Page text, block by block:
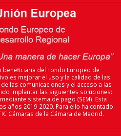
beneficiaria del Fondo Europeo de
es mejorar el uso y la calidad de las
las comunicaciones y el acceso a las
implantar las siguientes soluciones:
sistema de pago (SEM). Esta
años 2019-2020. Para ello ha contado
Cámaras de la Cámara de Madrid.